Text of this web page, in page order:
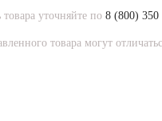
уточняйте по 8 (800) 350
товара могут